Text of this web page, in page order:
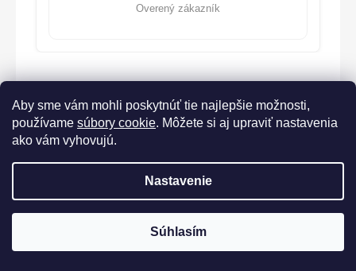
Aby sme vám mohli poskytnúť tie najlepšie možnosti,
používame súbory cookie. Môžete si aj upraviť nastavenia
ako vám vyhovujú.
Nastavenie
Súhlasím
Overený zákazník
Lorane.cz